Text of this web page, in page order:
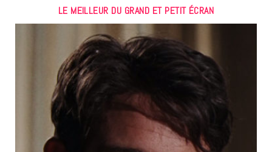
LE MEILLEUR DU GRAND ET PETIT ÉCRAN